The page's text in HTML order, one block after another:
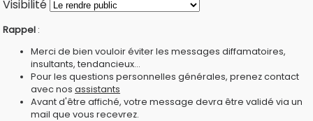
Visibilité
Rappel :
Merci de bien vouloir éviter les messages diffamatoires,
insultants, tendancieux...
Pour les questions personnelles générales, prenez contact
avec nos assistants
Avant d'être affiché, votre message devra être validé via un
mail que vous recevrez.